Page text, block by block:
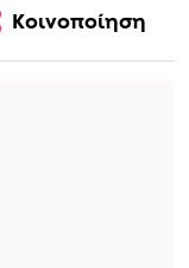
Κοινοποίηση